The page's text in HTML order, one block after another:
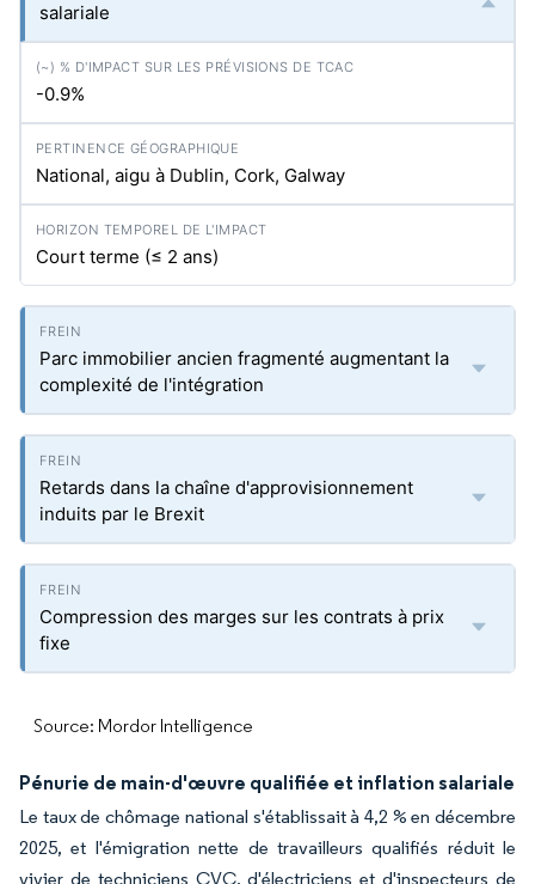
salariale
-0.9%
National, aigu à Dublin, Cork, Galway
Court terme (≤ 2 ans)
Parc immobilier ancien fragmenté augmentant la
complexité de l'intégration
Retards dans la chaîne d'approvisionnement
induits par le Brexit
Compression des marges sur les contrats à prix
fixe
Source: Mordor Intelligence
Pénurie de main-d'œuvre qualifiée et inflation salariale
Le taux de chômage national s'établissait à 4,2 % en décembre
2025, et l'émigration nette de travailleurs qualifiés réduit le
vivier de techniciens CVC, d'électriciens et d'inspecteurs de